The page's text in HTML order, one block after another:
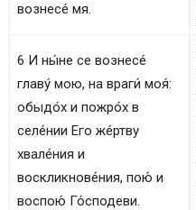
вознесе́ мя.
6 И ны́не се вознесе́
главу́ мою, на враги́ моя́:
обыдо́х и пожро́х в
селе́нии Его же́ртву
хвале́ния и
воскликнове́ния, пою́ и
воспою́ Го́сподеви.